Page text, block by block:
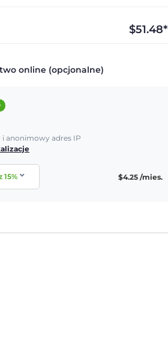
$51.48*
online (opcjonalne)
i anonimowy adres IP
15% $4.25 /mies.